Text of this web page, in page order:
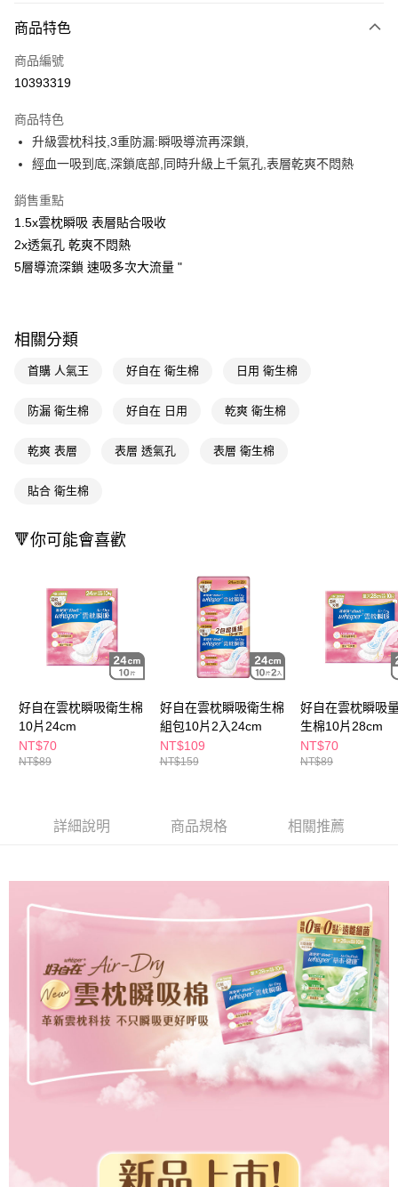
POYA支付
信用卡一次付款
LINE Pay
Apple Pay
街口支付
悠遊付
Google Pay
【關於「AFTEE先享後付」】
便利好安心！
２．便利：只要手機號碼，簡訊認證，即可結帳。
【「AFTEE先享後付」結帳流程】
結帳頁面，進行簡訊認證並確認金額後，即可完成結帳。
ATM／網路銀行／等多元方式進行付款，方視為交易完成。
※ 交易是否成功請以「AFTEE先享後付 」之結帳頁面顯示為準，若有關於
是否繳費成功／繳費後需取消欲退款等相關疑問，請聯繫「AFTEE先享後付
客戶支援中心」https://netprotections.freshdesk.com/support/home
【注意事項】
１．透過由恩沛科技股份有限公司提供之「AFTEE先享後付」服務完成之交
權轉讓予恩沛科技股份有限公司。
２．關於個人資料處理事宜，請瀏覽以下網址：
https://aftee.tw/terms/#terms3
３．未成年的使用者請事先徵得法定代理人或監護人之同意方可使用
時審查核予不同之上限額度；若仍有額度不足之情形，本公司將視審查結果
每筆NT$65，滿NT$390(含以上)免運費
付款後全家取貨
萊爾富取貨付款
付款後萊爾富取貨
每筆NT$65，滿NT$490(含以上)免運費
7-11取貨付款
每筆NT$65，滿NT$490(含以上)免運費
付款後7-11取貨
每筆NT$65，滿NT$490(含以上)免運費
付款後寶雅門市自取(由倉庫統一出貨)
商品特色
商品編號
10393319
商品特色
升級雲枕科技,3重防漏:瞬吸導流再深鎖,
經血一吸到底,深鎖底部,同時升級上千氣孔,表層乾爽不悶熱
銷售重點
1.5x雲枕瞬吸 表層貼合吸收
2x透氣孔 乾爽不悶熱
5層導流深鎖 速吸多次大流量 "
相關分類
首購 人氣王 好自在 衛生棉 日用 衛生棉
防漏 衛生棉 好自在 日用 乾爽 衛生棉
乾爽 表層 表層 透氣孔 表層 衛生棉
貼合 衛生棉
🔻你可能會喜歡
好自在雲枕瞬吸衛生棉
10片24cm
NT$70
NT$89
好自在雲枕瞬吸衛生棉
組包10片2入24cm
NT$109
NT$159
好自在雲枕瞬吸
生棉10片28cm
NT$70
NT$89
詳細說明 商品規格 相關推薦